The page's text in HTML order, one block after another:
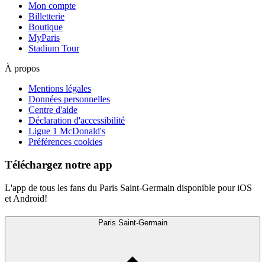
Mon compte
Billetterie
Boutique
MyParis
Stadium Tour
À propos
Mentions légales
Données personnelles
Centre d'aide
Déclaration d'accessibilité
Ligue 1 McDonald's
Préférences cookies
Téléchargez notre app
L'app de tous les fans du Paris Saint-Germain disponible pour iOS
et Android!
Paris Saint-Germain